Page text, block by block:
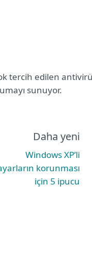
tercih edilen
sunuyor.
Daha yeni
Windows XP’li
korunması
için 5 ipucu